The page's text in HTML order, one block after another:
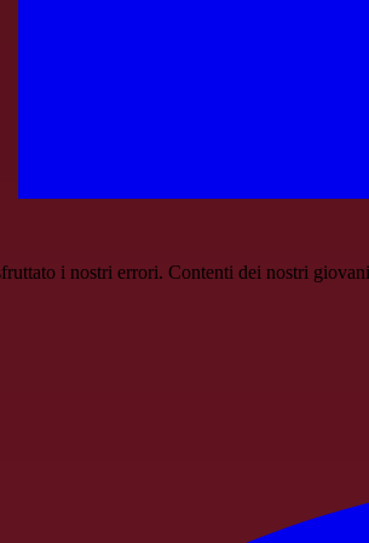
i nostri errori. Contenti dei nostri